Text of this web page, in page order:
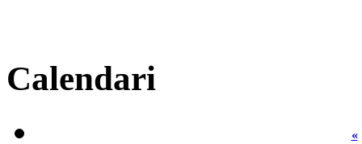
Calendari
«